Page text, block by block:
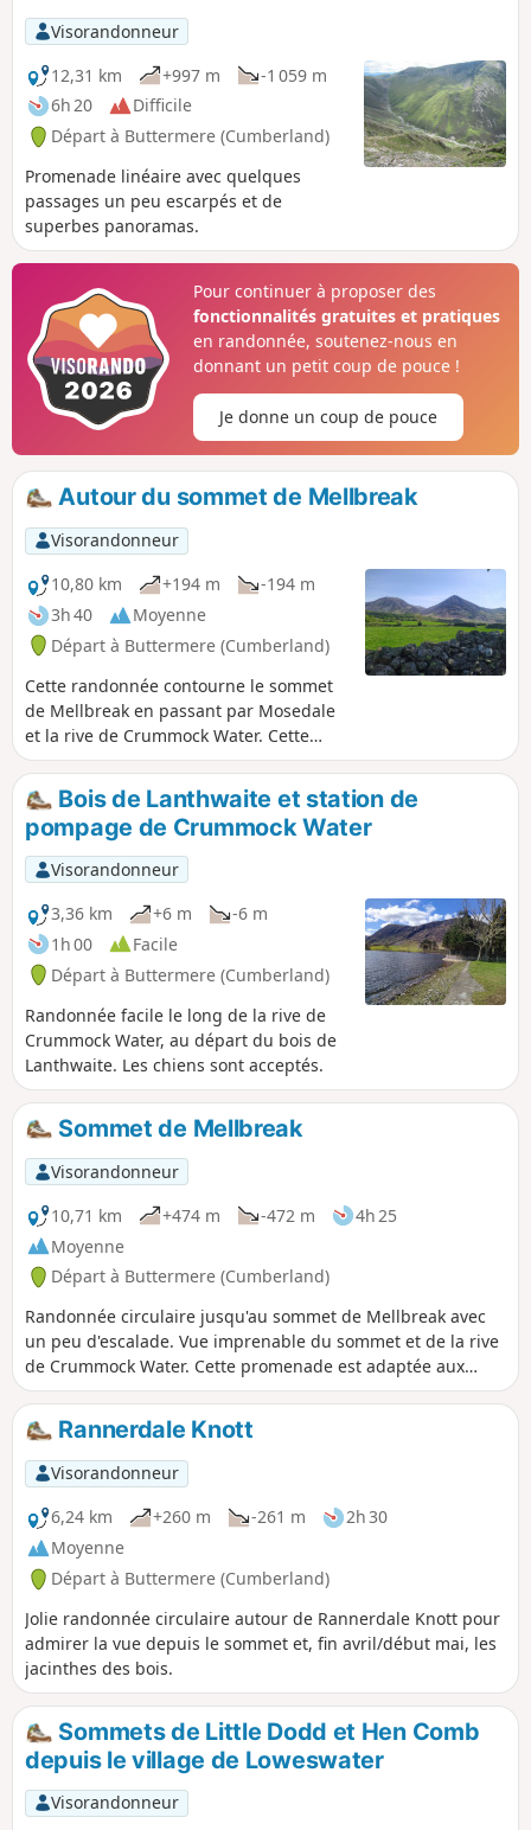
Visorandonneur
12,31 km
+997 m
-1 059 m
6h 20
Difficile
Départ à Buttermere (Cumberland)
Promenade linéaire avec quelques
passages un peu escarpés et de
superbes panoramas.
Pour continuer à proposer des
fonctionnalités gratuites et pratiques
en randonnée, soutenez-nous en
donnant un petit coup de pouce !
Je donne un coup de pouce
Autour du sommet de Mellbreak
Visorandonneur
10,80 km
+194 m
-194 m
3h 40
Moyenne
Départ à Buttermere (Cumberland)
Cette randonnée contourne le sommet
de Mellbreak en passant par Mosedale
et la rive de Crummock Water. Cette
randonnée est accessible aux chiens.
Bois de Lanthwaite et station de
pompage de Crummock Water
Visorandonneur
3,36 km
+6 m
-6 m
1h 00
Facile
Départ à Buttermere (Cumberland)
Randonnée facile le long de la rive de
Crummock Water, au départ du bois de
Lanthwaite. Les chiens sont acceptés.
Sommet de Mellbreak
Visorandonneur
10,71 km
+474 m -472 m
4h 25
Moyenne
Départ à Buttermere (Cumberland)
Randonnée circulaire jusqu'au sommet de Mellbreak avec
un peu d'escalade. Vue imprenable du sommet et de la rive
de Crummock Water. Cette promenade est adaptée aux
chiens.
Rannerdale Knott
Visorandonneur
6,24 km
+260 m -261 m
2h 30
Moyenne
Départ à Buttermere (Cumberland)
Jolie randonnée circulaire autour de Rannerdale Knott pour
admirer la vue depuis le sommet et, fin avril/début mai, les
jacinthes des bois.
Sommets de Little Dodd et Hen Comb
depuis le village de Loweswater
Visorandonneur